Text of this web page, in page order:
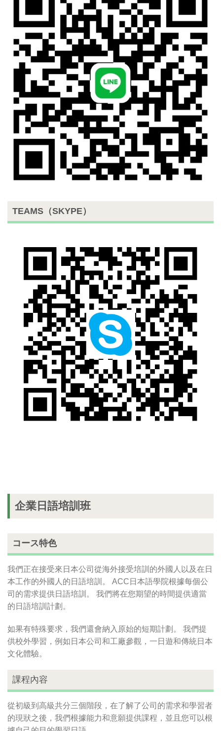
企業日語培訓班
コース特色
我們正在接受來日本公司從海外接受培訓的外國人以及在日
本工作的外國人的日語培訓。 ACC日本語學院根據每個公
司的需求提供日語培訓。 我們將在您期望的時間提供適當
的日語培訓計劃。
如果有特殊要求，我們還會納入原始的短期計劃。 我們提
供校外學習，例如日本公司和工廠參觀，一日遊和傳統日本
文化體驗。
課程內容
從初級到高級共分三個階段，在了解了公司的需求和學習者
的現狀之後，我們根據能力和意願提供課程，並且您可以根
TEAMS（SKYPE）